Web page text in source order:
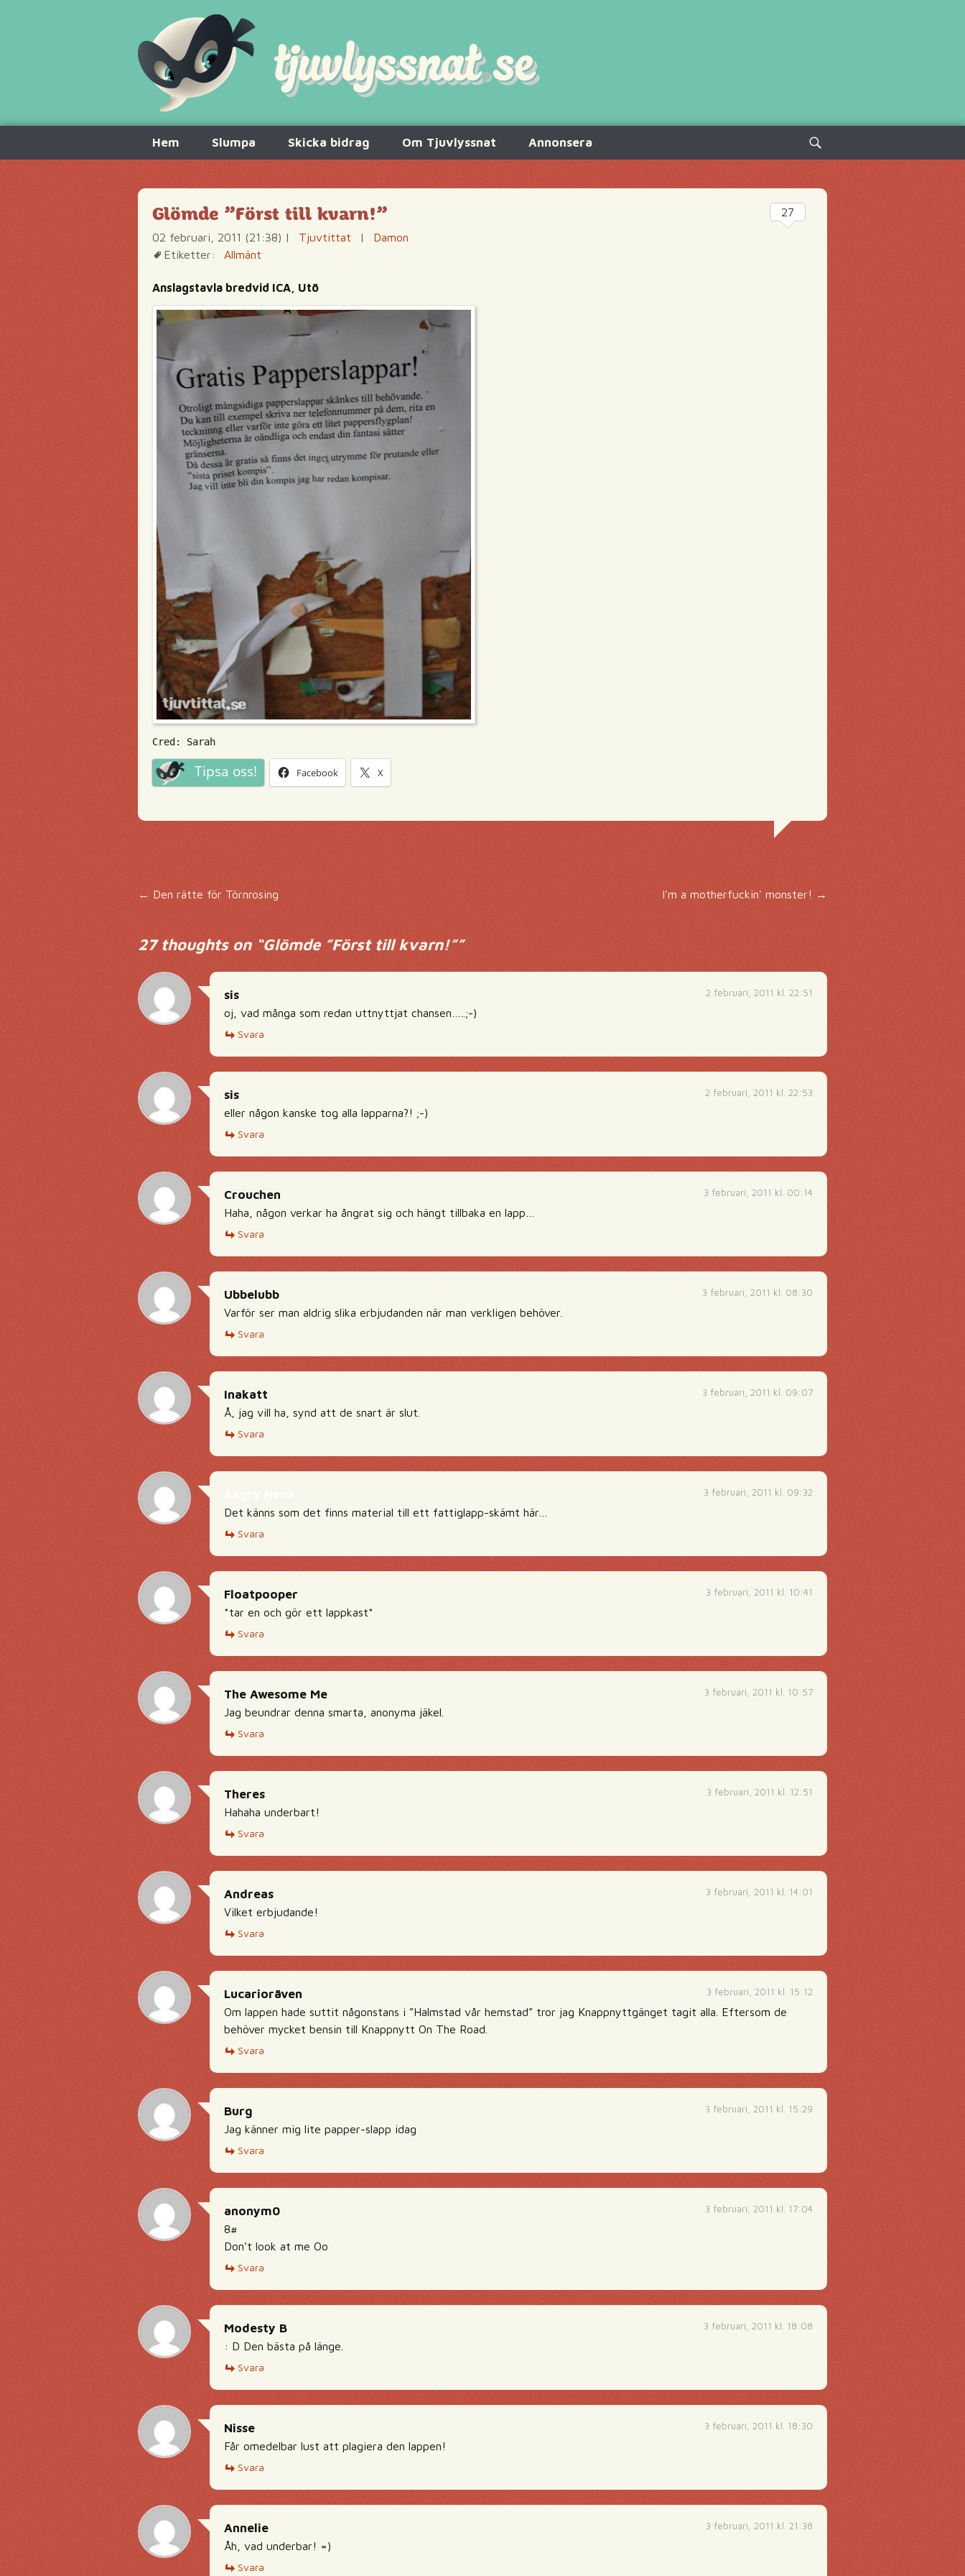
innehåll
Hem Slumpa Skicka bidrag Om Tjuvlyssnat Annonsera
Sök
efter:
Glömde ”Först till kvarn!”
02 februari, 2011 (21:38) | Tjuvtittat |
Damon
Etiketter:
Allmänt
Anslagstavla bredvid ICA, Utö
Cred: Sarah
Tipsa oss! Facebook X
27
Inläggsnavigering
← Den rätte för Törnrosing I'm a motherfuckin' monster! →
27 thoughts on “Glömde ”Först till kvarn!””
2 februari, 2011 kl. 22:51
sis
oj, vad många som redan uttnyttjat chansen…..;-)
Svara
2 februari, 2011 kl. 22:53
sis
eller någon kanske tog alla lapparna?! ;-)
Svara
3 februari, 2011 kl. 00:14
Crouchen
Haha, någon verkar ha ångrat sig och hängt tillbaka en lapp…
Svara
3 februari, 2011 kl. 08:30
Ubbelubb
Varför ser man aldrig slika erbjudanden när man verkligen behöver.
Svara
3 februari, 2011 kl. 09:07
Inakatt
Å, jag vill ha, synd att de snart är slut.
Svara
3 februari, 2011 kl. 09:32
Det känns som det finns material till ett fattiglapp-skämt här…
Svara
3 februari, 2011 kl. 10:41
Floatpooper
*tar en och gör ett lappkast*
Svara
3 februari, 2011 kl. 10:57
The Awesome Me
Jag beundrar denna smarta, anonyma jäkel.
Svara
3 februari, 2011 kl. 12:51
Theres
Hahaha underbart!
Svara
3 februari, 2011 kl. 14:01
Andreas
Vilket erbjudande!
Svara
3 februari, 2011 kl. 15:12
Lucarioräven
Om lappen hade suttit någonstans i ”Halmstad vår hemstad” tror jag Knappnyttgänget tagit alla. Eftersom de
behöver mycket bensin till Knappnytt On The Road.
Svara
3 februari, 2011 kl. 15:29
Burg
Jag känner mig lite papper-slapp idag
Svara
3 februari, 2011 kl. 17:04
anonym0
8#
Don’t look at me Oo
Svara
3 februari, 2011 kl. 18:08
Modesty B
: D Den bästa på länge.
Svara
3 februari, 2011 kl. 18:30
Nisse
Får omedelbar lust att plagiera den lappen!
Svara
3 februari, 2011 kl. 21:38
Annelie
Åh, vad underbar! =)
Svara